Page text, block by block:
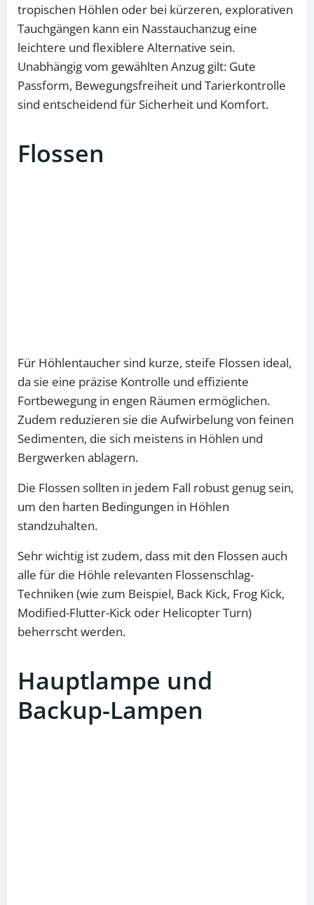
tropischen Höhlen oder bei kürzeren, explorativen
Tauchgängen kann ein Nasstauchanzug eine
leichtere und flexiblere Alternative sein.
Unabhängig vom gewählten Anzug gilt: Gute
Passform, Bewegungsfreiheit und Tarierkontrolle
sind entscheidend für Sicherheit und Komfort.
Flossen
Für Höhlentaucher sind kurze, steife Flossen ideal,
da sie eine präzise Kontrolle und effiziente
Fortbewegung in engen Räumen ermöglichen.
Zudem reduzieren sie die Aufwirbelung von feinen
Sedimenten, die sich meistens in Höhlen und
Bergwerken ablagern.
Die Flossen sollten in jedem Fall robust genug sein,
um den harten Bedingungen in Höhlen
standzuhalten.
Sehr wichtig ist zudem, dass mit den Flossen auch
alle für die Höhle relevanten Flossenschlag-
Techniken (wie zum Beispiel, Back Kick, Frog Kick,
Modified-Flutter-Kick oder Helicopter Turn)
beherrscht werden.
Hauptlampe und
Backup-Lampen